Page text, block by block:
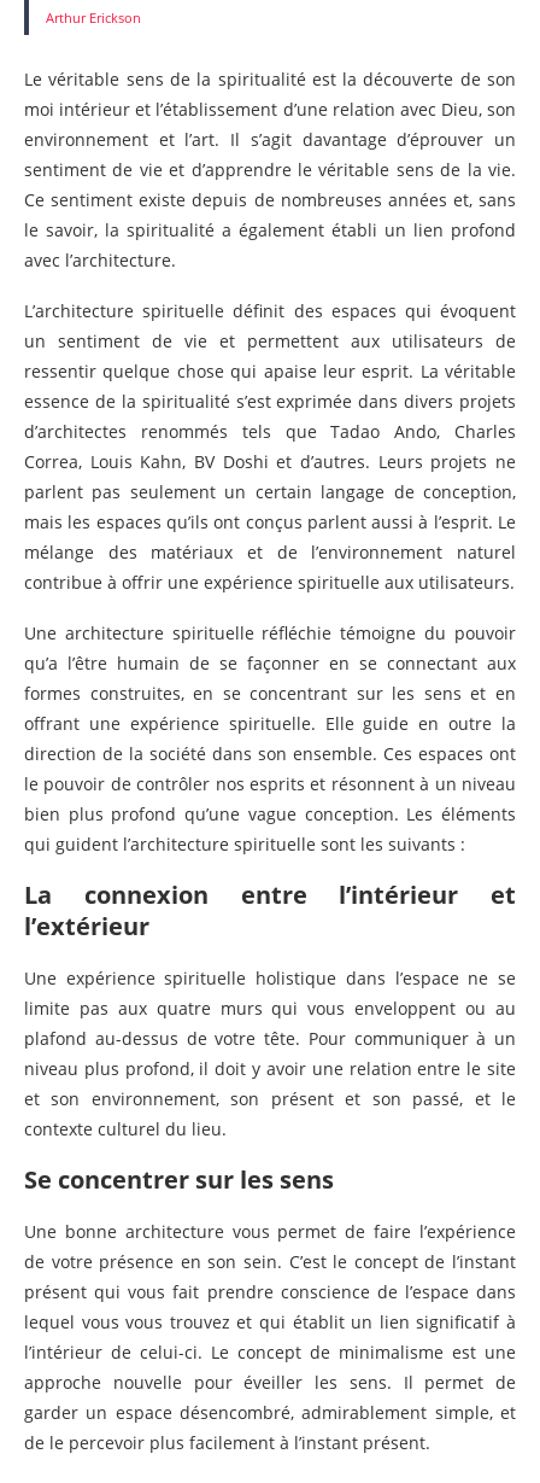
Arthur Erickson
Le véritable sens de la spiritualité est la découverte de son
moi intérieur et l’établissement d’une relation avec Dieu, son
environnement et l’art. Il s’agit davantage d’éprouver un
sentiment de vie et d’apprendre le véritable sens de la vie.
Ce sentiment existe depuis de nombreuses années et, sans
le savoir, la spiritualité a également établi un lien profond
avec l’architecture.
L’architecture spirituelle définit des espaces qui évoquent
un sentiment de vie et permettent aux utilisateurs de
ressentir quelque chose qui apaise leur esprit. La véritable
essence de la spiritualité s’est exprimée dans divers projets
d’architectes renommés tels que Tadao Ando, Charles
Correa, Louis Kahn, BV Doshi et d’autres. Leurs projets ne
parlent pas seulement un certain langage de conception,
mais les espaces qu’ils ont conçus parlent aussi à l’esprit. Le
mélange des matériaux et de l’environnement naturel
contribue à offrir une expérience spirituelle aux utilisateurs.
Une architecture spirituelle réfléchie témoigne du pouvoir
qu’a l’être humain de se façonner en se connectant aux
formes construites, en se concentrant sur les sens et en
offrant une expérience spirituelle. Elle guide en outre la
direction de la société dans son ensemble. Ces espaces ont
le pouvoir de contrôler nos esprits et résonnent à un niveau
bien plus profond qu’une vague conception. Les éléments
qui guident l’architecture spirituelle sont les suivants :
La connexion entre l’intérieur et
l’extérieur
Une expérience spirituelle holistique dans l’espace ne se
limite pas aux quatre murs qui vous enveloppent ou au
plafond au-dessus de votre tête. Pour communiquer à un
niveau plus profond, il doit y avoir une relation entre le site
et son environnement, son présent et son passé, et le
contexte culturel du lieu.
Se concentrer sur les sens
Une bonne architecture vous permet de faire l’expérience
de votre présence en son sein. C’est le concept de l’instant
présent qui vous fait prendre conscience de l’espace dans
lequel vous vous trouvez et qui établit un lien significatif à
l’intérieur de celui-ci. Le concept de minimalisme est une
approche nouvelle pour éveiller les sens. Il permet de
garder un espace désencombré, admirablement simple, et
de le percevoir plus facilement à l’instant présent.